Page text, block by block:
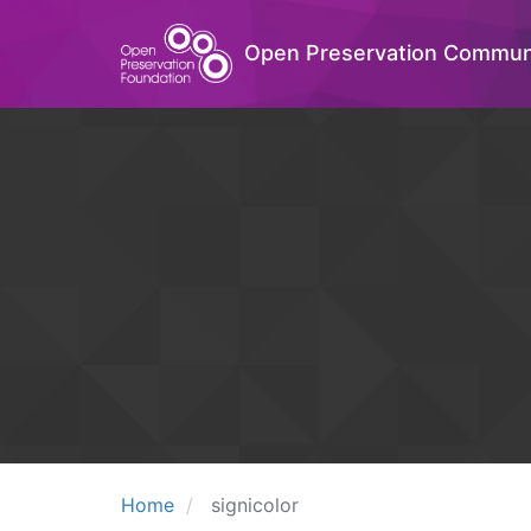
Open Preservation
Home signicolor